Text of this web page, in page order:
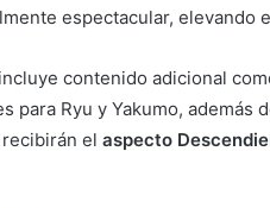
espectacular, elevando
incluye contenido adicional
para Ryu y Yakumo, además
el aspecto